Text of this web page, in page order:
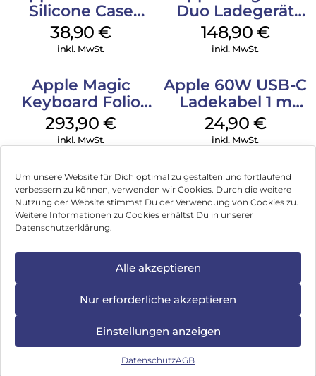
Um unsere Website für Dich optimal zu gestalten und fortlaufend
verbessern zu können, verwenden wir Cookies. Durch die weitere
Nutzung der Website stimmst Du der Verwendung von Cookies zu.
Weitere Informationen zu Cookies erhältst Du in unserer
Datenschutzerklärung.
Alle akzeptieren
Nur erforderliche akzeptieren
Einstellungen anzeigen
DatenschutzAGB
Silicone Case
MagSafe
Ultramarine
38,90€
inkl. MwSt.
Duo Ladegerät
Weiß
148,90 €
inkl. MwSt.
Apple Magic
Keyboard Folio
iPad 10.9″ (10.Gen.)
Weiß
293,90€
inkl. MwSt.
Apple 60W USB-C
Ladekabel 1 m
Weiß
24,90 €
inkl. MwSt.
Impressum
Vertrag widerrufen
Hinweis zur Batterieentsorgung
Newsletter
, Brodos AG – All Rights Reserved.